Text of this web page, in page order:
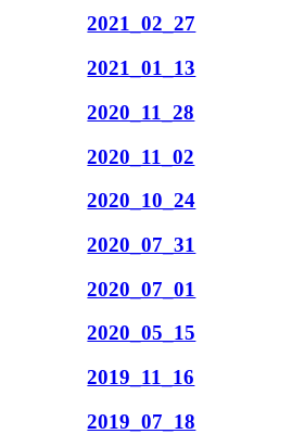
2021_02_27
2021_01_13
2020_11_28
2020_11_02
2020_10_24
2020_07_31
2020_07_01
2020_05_15
2019_11_16
2019_07_18